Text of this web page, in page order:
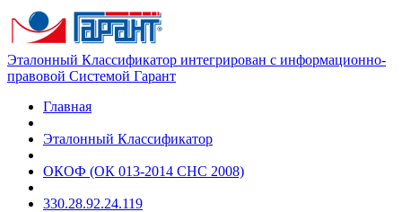
Эталонный Классификатор интегрирован с информационно-
правовой Системой Гарант
Главная
Эталонный Классификатор
ОКОФ (ОК 013-2014 СНС 2008)
330.28.92.24.119